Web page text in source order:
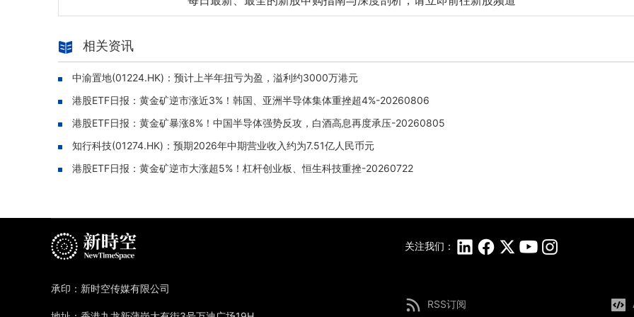
相关资讯
中渝置地(01224.HK)：预计上半年扭亏为盈，溢利约3000万港元
港股ETF日报：黄金矿逆市涨近3%！韩国、亚洲半导体集体重挫超4%-20260806
港股ETF日报：黄金矿暴涨8%！中国半导体强势反攻，白酒高息再度承压-20260805
知行科技(01274.HK)：预期2026年中期营业收入约为7.51亿人民币元
港股ETF日报：黄金矿逆市大涨超5%！杠杆创业板、恒生科技重挫-20260722
关注我们：
RSS订阅
承印：新时空传媒有限公司